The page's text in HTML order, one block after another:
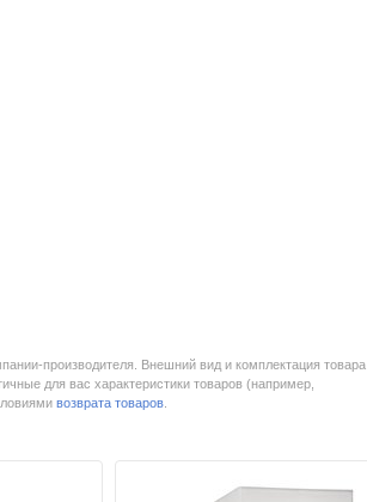
производителя. Внешний вид и комплектация товара
для вас характеристики товаров (например,
возврата товаров